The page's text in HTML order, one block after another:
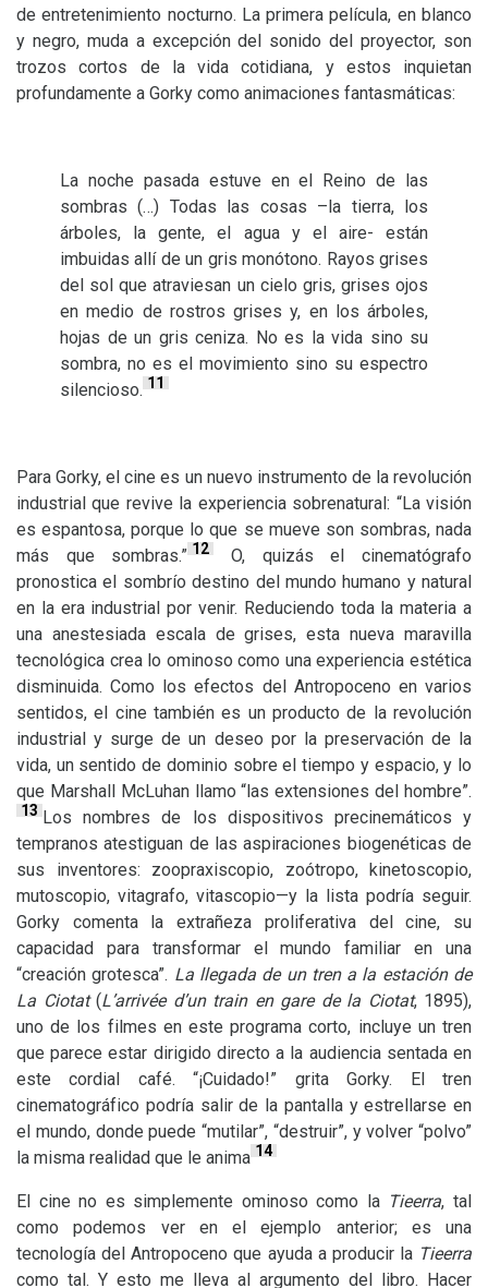
de entretenimiento nocturno. La primera película, en blanco
y negro, muda a excepción del sonido del proyector, son
trozos cortos de la vida cotidiana, y estos inquietan
profundamente a Gorky como animaciones fantasmáticas:
La noche pasada estuve en el Reino de las
sombras (…) Todas las cosas –la tierra, los
árboles, la gente, el agua y el aire- están
imbuidas allí de un gris monótono. Rayos grises
del sol que atraviesan un cielo gris, grises ojos
en medio de rostros grises y, en los árboles,
hojas de un gris ceniza. No es la vida sino su
sombra, no es el movimiento sino su espectro
silencioso. 11
Para Gorky, el cine es un nuevo instrumento de la revolución
industrial que revive la experiencia sobrenatural: “La visión
es espantosa, porque lo que se mueve son sombras, nada
más que sombras.” 12
O, quizás el cinematógrafo
pronostica el sombrío destino del mundo humano y natural
en la era industrial por venir. Reduciendo toda la materia a
una anestesiada escala de grises, esta nueva maravilla
tecnológica crea lo ominoso como una experiencia estética
disminuida. Como los efectos del Antropoceno en varios
sentidos, el cine también es un producto de la revolución
industrial y surge de un deseo por la preservación de la
vida, un sentido de dominio sobre el tiempo y espacio, y lo
que Marshall McLuhan llamo “las extensiones del hombre”.
13 Los nombres de los dispositivos precinemáticos y
tempranos atestiguan de las aspiraciones biogenéticas de
sus inventores: zoopraxiscopio, zoótropo, kinetoscopio,
mutoscopio, vitagrafo, vitascopio—y la lista podría seguir.
Gorky comenta la extrañeza proliferativa del cine, su
capacidad para transformar el mundo familiar en una
“creación grotesca”. La llegada de un tren a la estación de
La Ciotat(L’arrivée d’un train en gare de la Ciotat, 1895),
uno de los filmes en este programa corto, incluye un tren
que parece estar dirigido directo a la audiencia sentada en
este cordial café. “¡Cuidado!” grita Gorky. El tren
cinematográfico podría salir de la pantalla y estrellarse en
el mundo, donde puede “mutilar”, “destruir”, y volver “polvo”
la misma realidad que le anima 14
El cine no es simplemente ominoso como la Tieerra, tal
como podemos ver en el ejemplo anterior; es una
tecnología del Antropoceno que ayuda a producir la Tieerra
como tal. Y esto me lleva al argumento del libro. Hacer